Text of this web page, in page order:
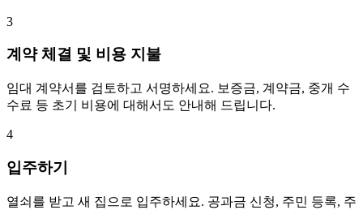
3
계약 체결 및 비용 지불
임대 계약서를 검토하고 서명하세요. 보증금, 계약금, 중개 수
수료 등 초기 비용에 대해서도 안내해 드립니다.
4
입주하기
열쇠를 받고 새 집으로 입주하세요. 공과금 신청, 주민 등록, 주